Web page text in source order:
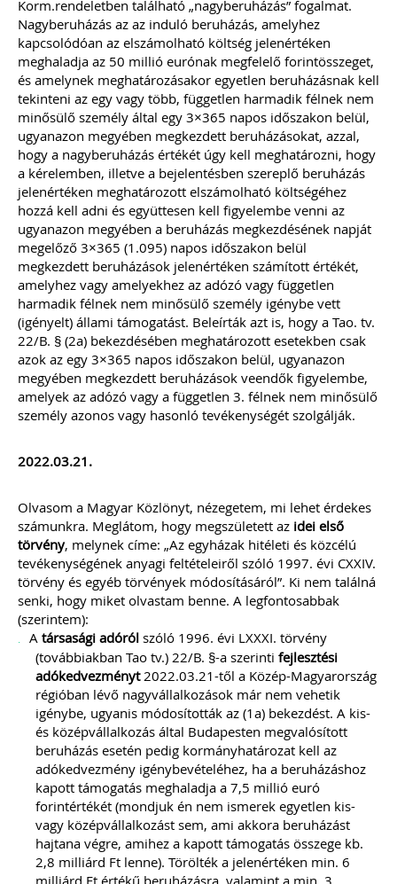
Korm.rendeletben található „nagyberuházás” fogalmat.
Nagyberuházás az az induló beruházás, amelyhez
kapcsolódóan az elszámolható költség jelenértéken
meghaladja az 50 millió eurónak megfelelő forintösszeget,
és amelynek meghatározásakor egyetlen beruházásnak kell
tekinteni az egy vagy több, független harmadik félnek nem
minősülő személy által egy 3×365 napos időszakon belül,
ugyanazon megyében megkezdett beruházásokat, azzal,
hogy a nagyberuházás értékét úgy kell meghatározni, hogy
a kérelemben, illetve a bejelentésben szereplő beruházás
jelenértéken meghatározott elszámolható költségéhez
hozzá kell adni és együttesen kell figyelembe venni az
ugyanazon megyében a beruházás megkezdésének napját
megelőző 3×365 (1.095) napos időszakon belül
megkezdett beruházások jelenértéken számított értékét,
amelyhez vagy amelyekhez az adózó vagy független
harmadik félnek nem minősülő személy igénybe vett
(igényelt) állami támogatást. Beleírták azt is, hogy a Tao. tv.
22/B. § (2a) bekezdésében meghatározott esetekben csak
azok az egy 3×365 napos időszakon belül, ugyanazon
megyében megkezdett beruházások veendők figyelembe,
amelyek az adózó vagy a független 3. félnek nem minősülő
személy azonos vagy hasonló tevékenységét szolgálják.
2022.03.21.
Olvasom a Magyar Közlönyt, nézegetem, mi lehet érdekes
számunkra. Meglátom, hogy megszületett az idei első
törvény, melynek címe: „Az egyházak hitéleti és közcélú
tevékenységének anyagi feltételeiről szóló 1997. évi CXXIV.
törvény és egyéb törvények módosításáról”. Ki nem találná
senki, hogy miket olvastam benne. A legfontosabbak
(szerintem):
A társasági adóról szóló 1996. évi LXXXI. törvény
(továbbiakban Tao tv.) 22/B. §-a szerinti fejlesztési
adókedvezményt2022.03.21-től a Közép-Magyarország
régióban lévő nagyvállalkozások már nem vehetik
igénybe, ugyanis módosították az (1a) bekezdést. A kis-
és középvállalkozás által Budapesten megvalósított
beruházás esetén pedig kormányhatározat kell az
adókedvezmény igénybevételéhez, ha a beruházáshoz
kapott támogatás meghaladja a 7,5 millió euró
forintértékét (mondjuk én nem ismerek egyetlen kis-
vagy középvállalkozást sem, ami akkora beruházást
hajtana végre, amihez a kapott támogatás összege kb.
2,8 milliárd Ft lenne). Törölték a jelenértéken min. 6
milliárd Ft értékű beruházásra, valamint a min. 3